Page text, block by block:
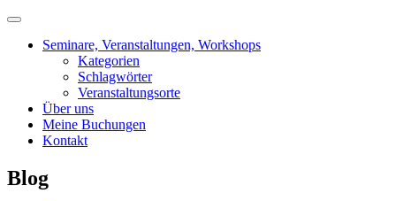
Skip
contentSeminare, Veranstaltungen, Workshops
Kategorien
Schlagwörter
Veranstaltungsorte
Über uns
Meine Buchungen
Kontakt
Blog